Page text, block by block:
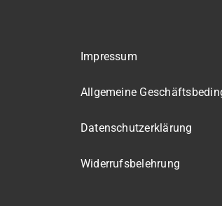
Impressum
Allgemeine
Datenschutzerklärung
Widerrufsbelehrung